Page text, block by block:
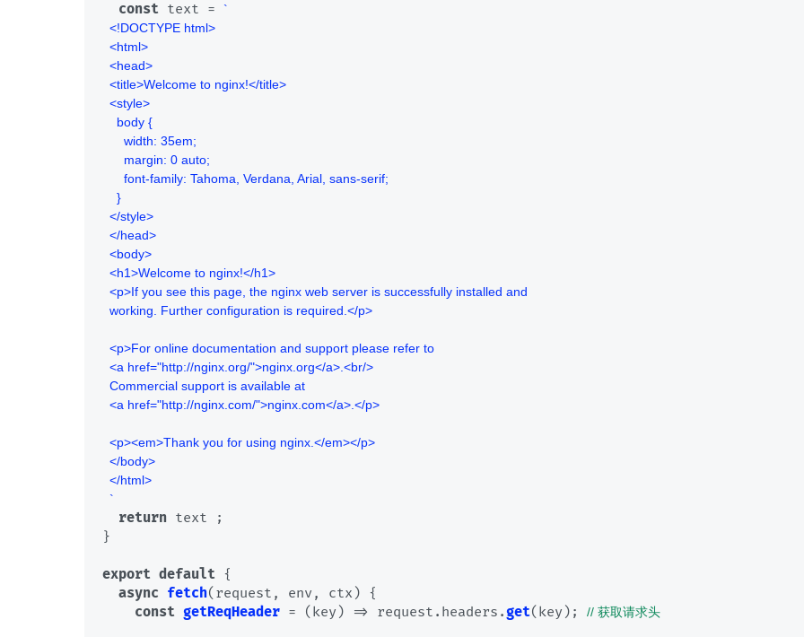
const text =
`
  `
return text ;
}
export default {
async fetch( request, env, ctx ) {
const getReqHeader = ( key ) => request. headers .get(key); // 获取请求头